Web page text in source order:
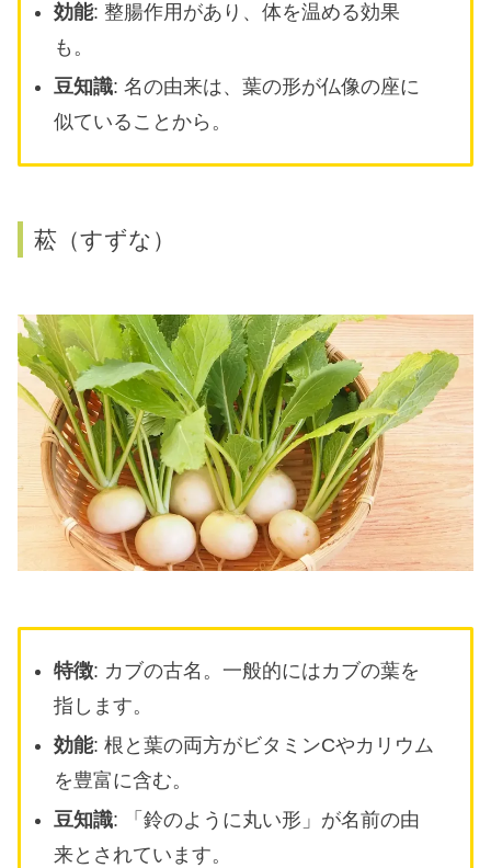
効能: 整腸作用があり、体を温める効果
も。
豆知識: 名の由来は、葉の形が仏像の座に
似ていることから。
菘（すずな）
特徴: カブの古名。一般的にはカブの葉を
指します。
効能: 根と葉の両方がビタミンCやカリウム
を豊富に含む。
豆知識: 「鈴のように丸い形」が名前の由
来とされています。